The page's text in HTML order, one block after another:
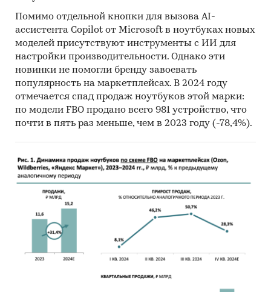
Помимо отдельной кнопки для вызова AI-
ассистента Copilot от Microsoft в ноутбуках новых
моделей присутствуют инструменты с ИИ для
настройки производительности. Однако эти
новинки не помогли бренду завоевать
популярность на маркетплейсах. В 2024 году
отмечается спад продаж ноутбуков этой марки:
по модели FBO продано всего 981 устройство, что
почти в пять раз меньше, чем в 2023 году (-78,4%).